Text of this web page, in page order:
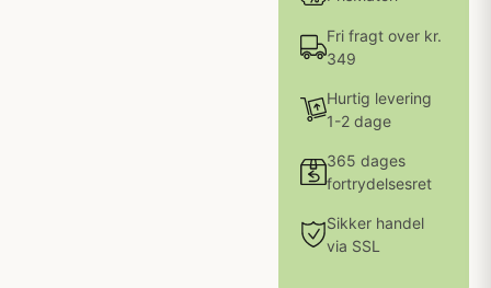
Fri fragt over kr.
349
Hurtig levering
1-2 dage
365 dages
fortrydelsesret
Sikker handel
via SSL